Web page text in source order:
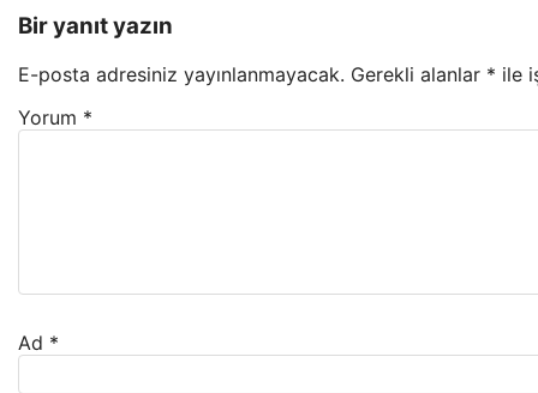
Bir yanıt yazın
E-posta adresiniz yayınlanmayacak. Gerekli alanlar * ile
Yorum *
Ad *